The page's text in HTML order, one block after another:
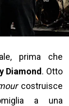
prima che
Diamond . Otto
costruisce
a una